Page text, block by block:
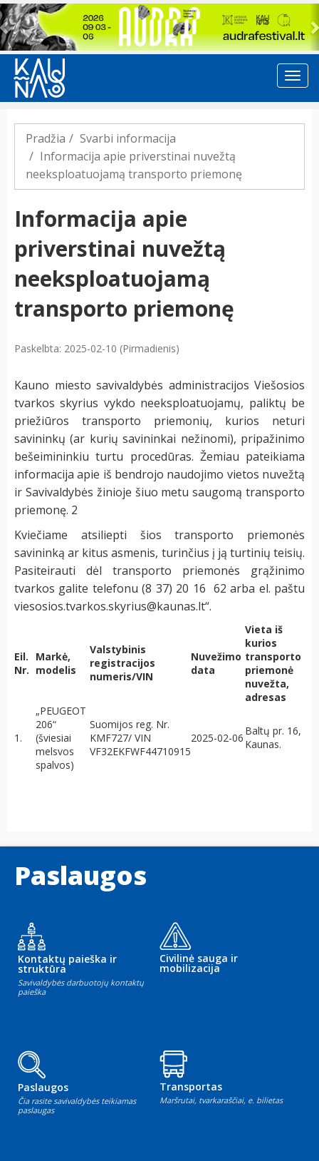
Previous
Pradžia
Svarbi informacija
Informacija apie priverstinai nuvežtą
neeksploatuojamą transporto priemonę
Informacija apie
priverstinai nuvežtą
neeksploatuojamą
transporto priemonę
Paskelbta: 2025-02-10 (Pirmadienis)
Kauno miesto savivaldybės administracijos Viešosios
tvarkos skyrius vykdo neeksploatuojamų, paliktų be
priežiūros transporto priemonių, kurios neturi
savininkų (ar kurių savininkai nežinomi), pripažinimo
bešeimininkiu turtu procedūras. Žemiau pateikiama
informacija apie iš bendrojo naudojimo vietos nuvežtą
ir Savivaldybės žinioje šiuo metu saugomą transporto
priemonę. 2
Kviečiame atsiliepti šios transporto priemonės
savininką ar kitus asmenis, turinčius į ją turtinių teisių.
Pasiteirauti dėl transporto priemonės grąžinimo
tvarkos galite telefonu (8 37) 20 16 62 arba el. paštu
viesosios.tvarkos.skyrius@kaunas.lt“.
Eil.
Nr.
Markė,
modelis
Valstybinis
registracijos
numeris/VIN
Nuvežimo
data
Vieta iš
kurios
transporto
priemonė
nuvežta,
adresas
1.
„PEUGEOT
206“
(šviesiai
melsvos
spalvos)
Suomijos reg. Nr.
KMF727/ VIN
VF32EKFWF44710915
2025-02-06
Baltų pr. 16,
Kaunas.
Paslaugos
Kontaktų paieška ir
struktūra
Savivaldybės darbuotojų kontaktų
paieška
Civilinė sauga ir
mobilizacija
Paslaugos
Čia rasite savivaldybės teikiamas
paslaugas
Transportas
Maršrutai, tvarkaraščiai, e. bilietas